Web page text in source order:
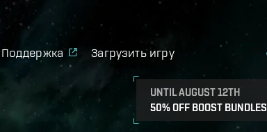
Поддержка Загрузить игру
UNTIL AUGUST 12TH
50% OFF BOOST BUNDLES